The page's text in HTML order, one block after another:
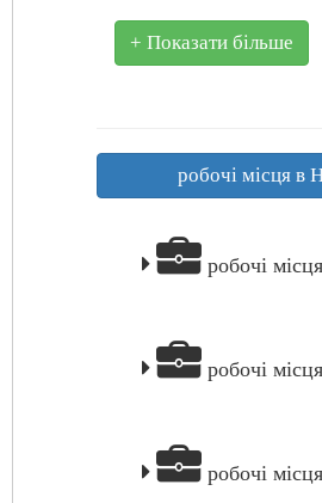
+ Показати більше
робочі місця в
робочі
робочі
робочі